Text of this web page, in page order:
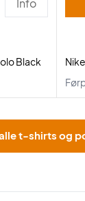
Info
Black
t-shirts og